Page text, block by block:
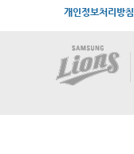
개인정보처리방침